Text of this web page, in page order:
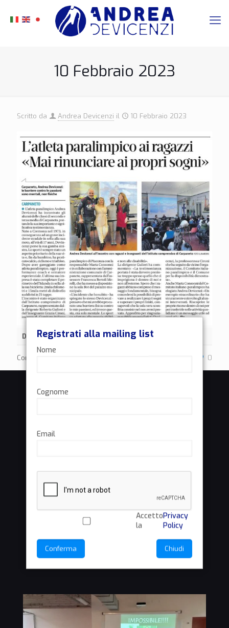
10 Febbraio 2023
Scritto da Andrea Devicenzi il 10 Febbraio 2023
Data 10 Febbraio 2023
Condividi 0
Registrati alla mailing list
Nome
Cognome
Email
Accetto
la
Privacy
Policy
Conferma Chiudi